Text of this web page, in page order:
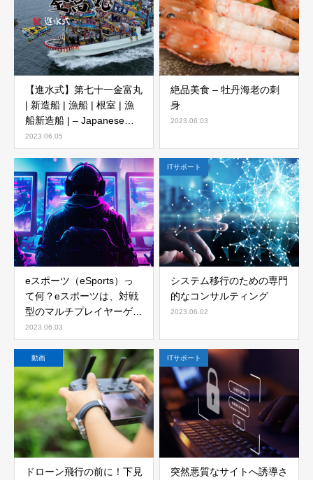
【進水式】第七十一金富丸
| 新造船 | 漁船 | 根室 | 漁
船新造船 | – Japanese
fishing boat launching
ceremony in Hokkaido
2023.06.05
絶品美食 – 牡丹海老の刺
身
2023.06.03
eスポーツ（eSports）っ
て何？eスポーツは、対戦
型のマルチプレイヤーゲー
ムで最も一般的で、大会や
リーグ戦が世界中で開催さ
れています。
2023.06.03
ITサポート
システム移行のための専門
的なコンサルティング
2023.06.02
動画
ドローン飛行の前に！下見
ITサポート
突然悪質なサイトへ誘導さ